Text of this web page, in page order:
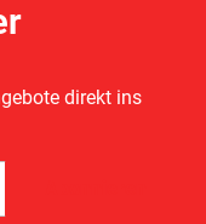
direkt ins